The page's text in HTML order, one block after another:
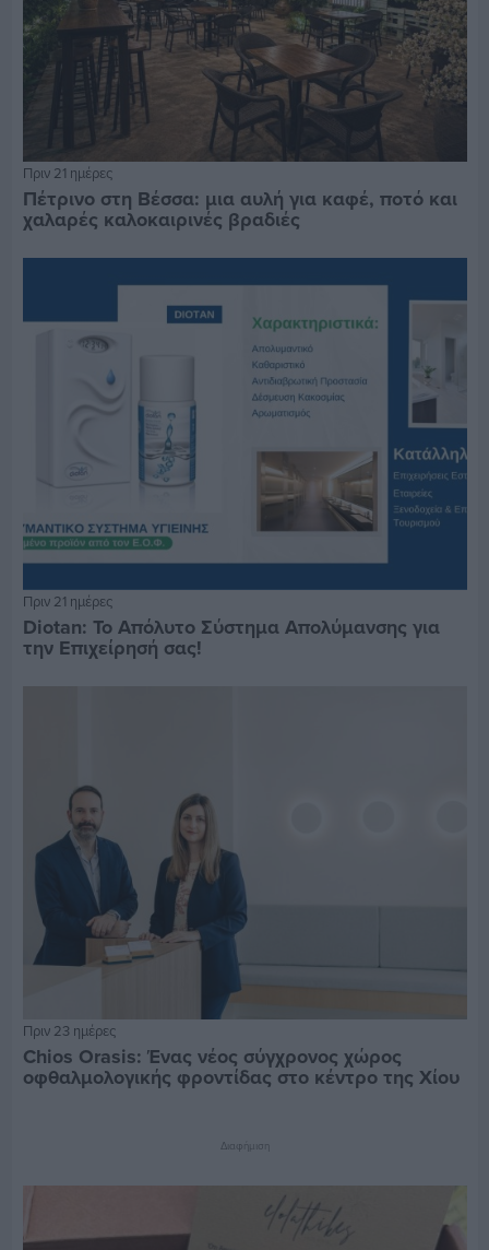
Πριν 21 ημέρες
Πέτρινο στη Βέσσα: μια αυλή για καφέ, ποτό και
χαλαρές καλοκαιρινές βραδιές
Πριν 21 ημέρες
Diotan: Το Απόλυτο Σύστημα Απολύμανσης για
την Επιχείρησή σας!
Πριν 23 ημέρες
Chios Orasis: Ένας νέος σύγχρονος χώρος
οφθαλμολογικής φροντίδας στο κέντρο της Χίου
Διαφήμιση